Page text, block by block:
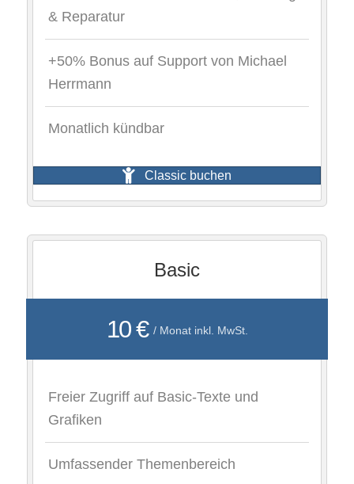
& Reparatur
+50% Bonus auf Support von Michael
Herrmann
Monatlich kündbar
Classic buchen
Basic
10 € / Monat inkl. MwSt.
Freier Zugriff auf Basic-Texte und
Grafiken
Umfassender Themenbereich